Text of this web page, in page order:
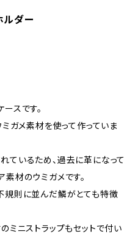
ルダー
スです。
ミガメ素材を使って作っていま
ているため、過去に革になって
材のウミガメです。
規則に並んだ鱗がとても特徴
ミニストラップもセットで付い